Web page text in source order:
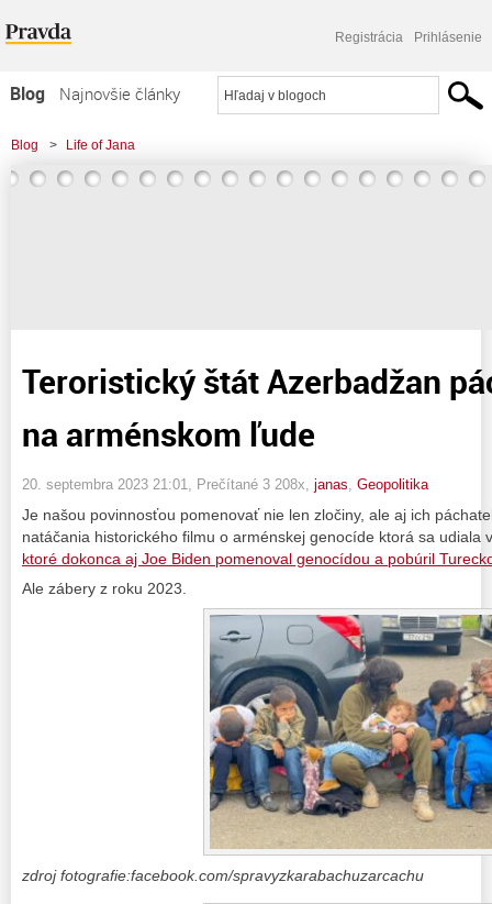
Registrácia Prihlásenie
Blog
Najnovšie články
Najčítanejšie články
Najkomentovanejšie články
Blog > Life of Jana
> T eroristický štát Azerbadžan pácha genocídu na arménskom ľude
T eroristický štát Azerbadžan
na arménskom ľude
20. septembra 2023 21:01 , Prečítané 3 208x, janas Geopolitika
Je našou povinnosťou pomenovať nie len zločiny, ale aj ich
natáčania historického filmu o arménskej genocíde ktorá sa udiala
ktoré dokonca aj Joe Biden pomenoval genocídou a pobúril
Ale zábery z roku 2023.
zdroj fotografie:facebook.com/spravyzkarabachuzarcachu